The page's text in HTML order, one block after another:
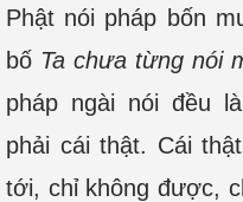
Phật nói pháp bốn
bố Ta chưa từng nói
pháp ngài nói đều
phải cái thật. Cái
tới, chỉ không được,